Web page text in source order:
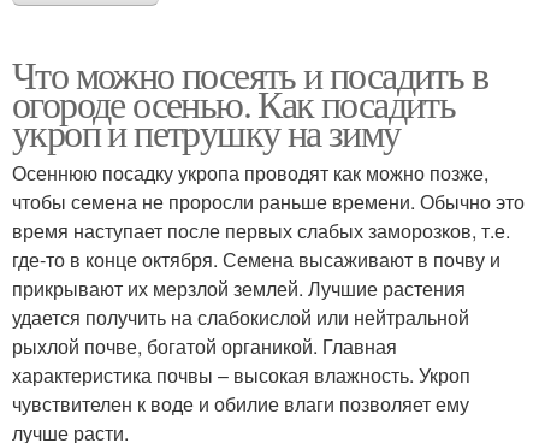
Что можно посеять и посадить в
огороде осенью. Как посадить
укроп и петрушку на зиму
Осеннюю посадку укропа проводят как можно позже,
чтобы семена не проросли раньше времени. Обычно это
время наступает после первых слабых заморозков, т.е.
где-то в конце октября. Семена высаживают в почву и
прикрывают их мерзлой землей. Лучшие растения
удается получить на слабокислой или нейтральной
рыхлой почве, богатой органикой. Главная
характеристика почвы – высокая влажность. Укроп
чувствителен к воде и обилие влаги позволяет ему
лучше расти.